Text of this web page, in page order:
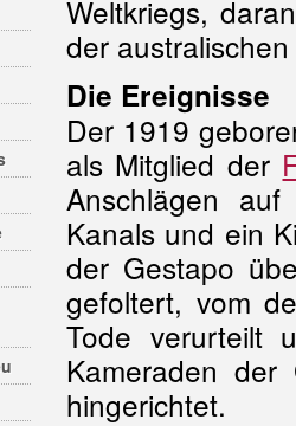
Weltkriegs,
der
Die Ereignisse
Der 1919
als Mitglied der
Anschlägen
Kanals und ein
der Gestapo
gefoltert, vom
Tode verurteilt
Kameraden
hingerichtet.